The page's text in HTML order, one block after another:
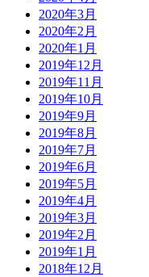
2020年3月
2020年2月
2020年1月
2019年12月
2019年11月
2019年10月
2019年9月
2019年8月
2019年7月
2019年6月
2019年5月
2019年4月
2019年3月
2019年2月
2019年1月
2018年12月